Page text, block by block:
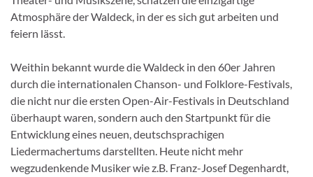
Atmosphäre der Waldeck, in der es sich gut arbeiten und
feiern lässt.
Weithin bekannt wurde die Waldeck in den 60er Jahren
durch die internationalen Chanson- und Folklore-Festivals,
die nicht nur die ersten Open-Air-Festivals in Deutschland
überhaupt waren, sondern auch den Startpunkt für die
Entwicklung eines neuen, deutschsprachigen
Liedermachertums darstellten. Heute nicht mehr
wegzudenkende Musiker wie z.B. Franz-Josef Degenhardt,